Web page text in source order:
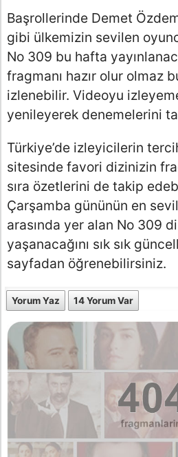
Başrollerinde Demet
gibi ülkemizin sevilen
No 309 bu hafta
fragmanı hazır olur olmaz
izlenebilir. Videoyu
yenileyerek denemelerini
Türkiye’de izleyicilerin
sitesinde favori dizinizin
sıra özetlerini de takip
Çarşamba gününün en
arasında yer alan No 309
yaşanacağını sık sık
sayfadan öğrenebilirsiniz.
Yorum Yaz 14 Yorum Var